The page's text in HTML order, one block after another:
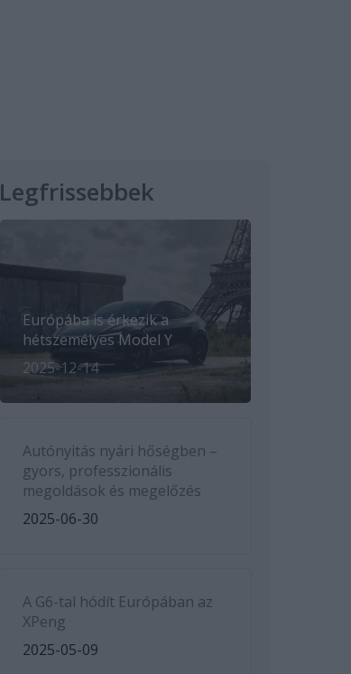
Legfrissebbek
Európába is érkezik a
hétszemélyes Model Y
2025-12-14
Autónyitás nyári hőségben –
gyors, professzionális
megoldások és megelőzés
2025-06-30
A G6-tal hódít Európában az
XPeng
2025-05-09